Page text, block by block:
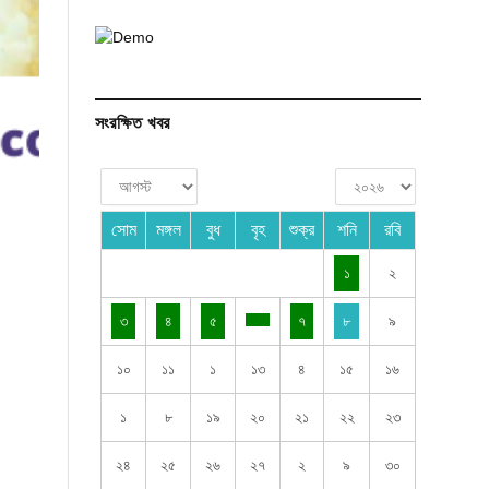
সংরক্ষিত খবর
সোম মঙ্গল বুধ বৃহ শুক্র শনি রবি
১ ২
৩ ৪ ৫ ৭ ৮ ৯
১০ ১১ ১ ১৩ ৪ ১৫ ১৬
১ ৮ ১৯ ২০ ২১ ২২ ২৩
২৪ ২৫ ২৬ ২৭ ২ ৯ ৩০